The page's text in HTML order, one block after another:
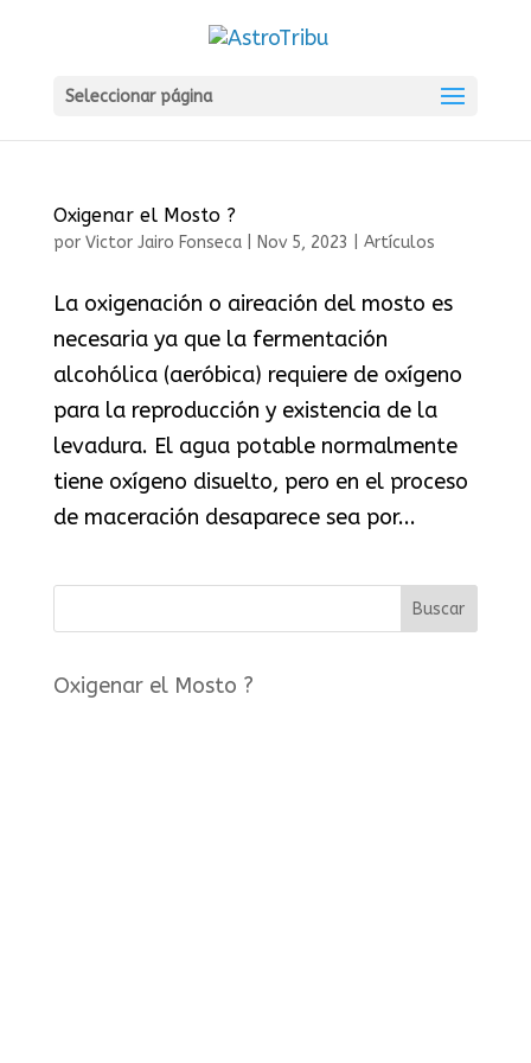
Seleccionar página
Oxigenar el Mosto ?
por Victor Jairo Fonseca| Nov 5, 2023 Artículos
La oxigenación o aireación del mosto es
necesaria ya que la fermentación
alcohólica (aeróbica) requiere de oxígeno
para la reproducción y existencia de la
levadura. El agua potable normalmente
tiene oxígeno disuelto, pero en el proceso
de maceración desaparece sea por...
Oxigenar el Mosto ?